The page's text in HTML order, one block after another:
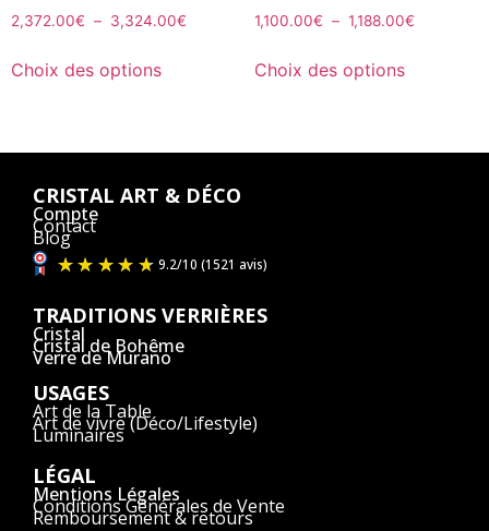
2,372.00€ – 3,324.00€
Choix des options
1,100.00€ – 1,188.00€
Choix des options
CRISTAL ART & DÉCO
Compte
Contact
Blog
TRADITIONS VERRIÈRES
Cristal
Cristal de Bohême
Verre de Murano
USAGES
Art de la Table
Art de vivre (Déco/Lifestyle)
Luminaires
LÉGAL
Mentions Légales
Conditions Générales de Vente
Remboursement & retours